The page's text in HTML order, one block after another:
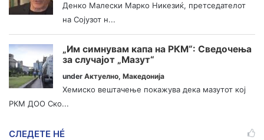
Денко Малески Марко Никезиќ, претседателот
на Сојузот н...
„Им симнувам капа на РКМ“: Сведочења
за случајот „Мазут“
under Актуелно, Македонија
Хемиско вештачење покажува дека мазутот кој
РКМ ДОО Ско...
СЛЕДЕТЕ НÉ